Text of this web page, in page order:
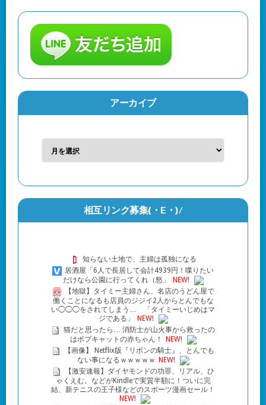
アーカイブ
相互リンク募集(・Ε・)/
知らない土地で、主婦は孤独になる
居酒屋「6人で長居して会計4939円！喋りたい
だけなら公園に行ってくれ（怒」
NEW!
【地獄】タイミー主婦さん、名店のうどん屋で
働くことになるも店員のジジイ2人からとんでもな
い◯◯◯をされてしまう… 「タイミーいじめはマ
ジである」
NEW!
猫だと思ったら… 消防士が山火事から救ったの
はボブキャットの赤ちゃん！
NEW!
【画像】 Netflix版『リボンの騎士』、とんでも
ない事になるｗｗｗｗｗ
NEW!
【激安速報】ダイヤモンドの功罪、リアル、ひ
ゃくえむ。などがKindleで実質半額に！ついに完
結、新テニスの王子様などのスポーツ漫画セール！
NEW!